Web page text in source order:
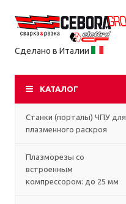
Сделано в Италии
КАТАЛОГ
Станки (порталы) ЧПУ для
плазменного раскроя
Плазморезы со
встроенным
компрессором: до 25 мм